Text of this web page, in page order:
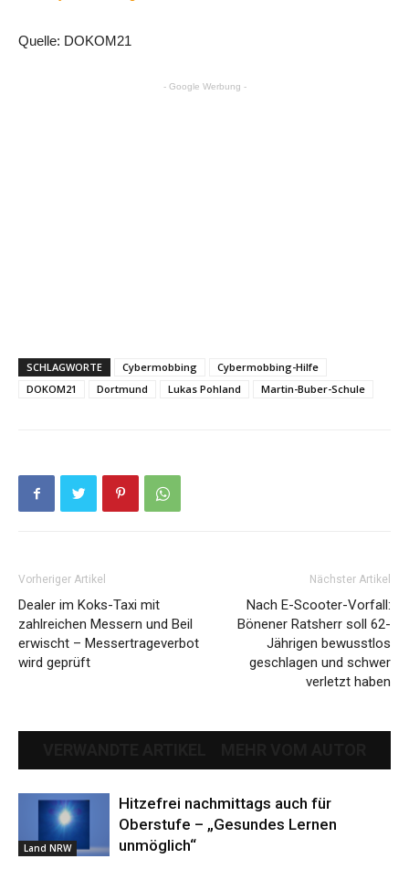
Quelle: DOKOM21
- Google Werbung -
SCHLAGWORTE Cybermobbing
Cybermobbing-Hilfe
DOKOM21
Dortmund Lukas Pohland Martin-Buber-Schule
Vorheriger Artikel
Dealer im Koks-Taxi mit
zahlreichen Messern und Beil
erwischt – Messertrageverbot
wird geprüft
Nächster Artikel
Nach E-Scooter-Vorfall:
Bönener Ratsherr soll 62-
Jährigen bewusstlos
geschlagen und schwer
verletzt haben
Land NRW
Hitzefrei nachmittags auch für
Oberstufe – „Gesundes Lernen
unmöglich“